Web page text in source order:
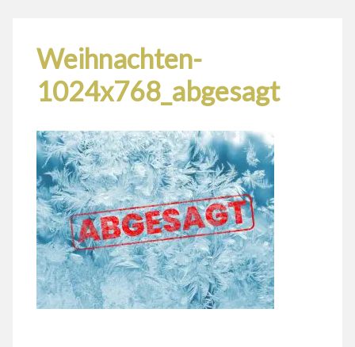
Weihnachten-
1024x768_abgesagt